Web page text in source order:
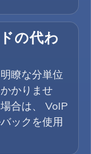
の代わ
瞭な分単位
かりませ
合は、 VoIP
ックを使用